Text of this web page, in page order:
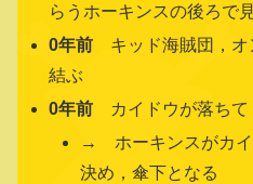
らうホーキンスの後ろで
0年前 キッド海賊団，オ
結ぶ
0年前 カイドウが落ちて
→ ホーキンスがカイ
決め，傘下となる